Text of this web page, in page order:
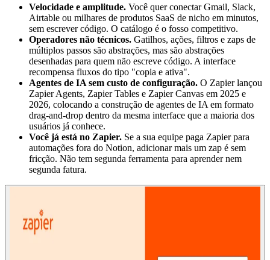
Velocidade e amplitude. Você quer conectar Gmail, Slack,
Airtable ou milhares de produtos SaaS de nicho em minutos,
sem escrever código. O catálogo é o fosso competitivo.
Operadores não técnicos. Gatilhos, ações, filtros e zaps de
múltiplos passos são abstrações, mas são abstrações
desenhadas para quem não escreve código. A interface
recompensa fluxos do tipo "copia e ativa".
Agentes de IA sem custo de configuração. O Zapier lançou
Zapier Agents, Zapier Tables e Zapier Canvas em 2025 e
2026, colocando a construção de agentes de IA em formato
drag-and-drop dentro da mesma interface que a maioria dos
usuários já conhece.
Você já está no Zapier. Se a sua equipe paga Zapier para
automações fora do Notion, adicionar mais um zap é sem
fricção. Não tem segunda ferramenta para aprender nem
segunda fatura.